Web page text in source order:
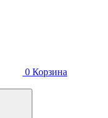
0 Корзина